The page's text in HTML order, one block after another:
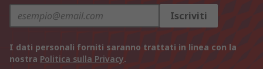
Iscriviti
I dati personali forniti saranno trattati in linea con la
nostra Politica sulla Privacy.